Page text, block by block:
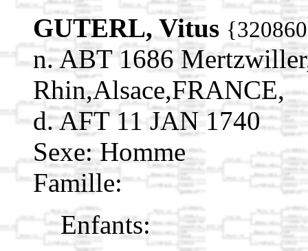
GUTERL, Vitus
n. ABT 1686
Rhin,Alsace,FRANCE,
d. AFT 11 JAN 1740
Sexe: Homme
Famille:
Enfants: